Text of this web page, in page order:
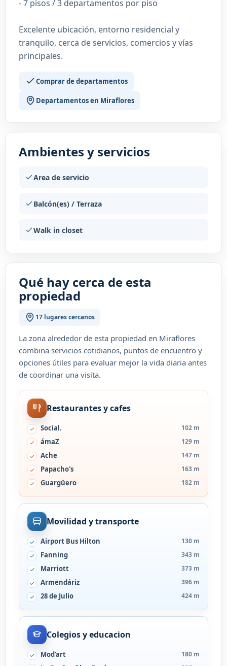
- 7 pisos / 3 departamentos por piso
Excelente ubicación, entorno residencial y
tranquilo, cerca de servicios, comercios y vías
principales.
Comprar de departamentos
Departamentos en Miraflores
Ambientes y servicios
Area de servicio
Balcón(es) / Terraza
Walk in closet
Qué hay cerca de esta
propiedad
17 lugares cercanos
La zona alrededor de esta propiedad en Miraflores
combina servicios cotidianos, puntos de encuentro y
opciones útiles para evaluar mejor la vida diaria antes
de coordinar una visita.
Restaurantes y cafes
Social. 102 m
ámaZ 129 m
Ache 147 m
Papacho's 163 m
Guargüero 182 m
Movilidad y transporte
Airport Bus Hilton 130 m
Fanning 343 m
Marriott 373 m
Armendáriz 396 m
28 de Julio 424 m
Colegios y educacion
Mod'art 180 m